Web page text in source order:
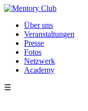
Direkt zum Inhalt
Über uns
Veranstaltungen
Presse
Fotos
Netzwerk
Academy
☰